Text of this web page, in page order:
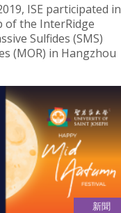
ISE participated in
the InterRidge
Sulfides (SMS)
(MOR) in Hangzhou
新聞